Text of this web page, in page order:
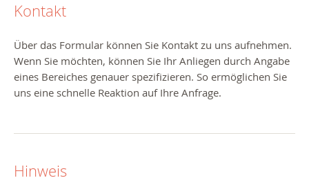
Kontakt
Über das Formular können Sie Kontakt zu uns aufnehmen.
Wenn Sie möchten, können Sie Ihr Anliegen durch Angabe
eines Bereiches genauer spezifizieren. So ermöglichen Sie
uns eine schnelle Reaktion auf Ihre Anfrage.
Hinweis